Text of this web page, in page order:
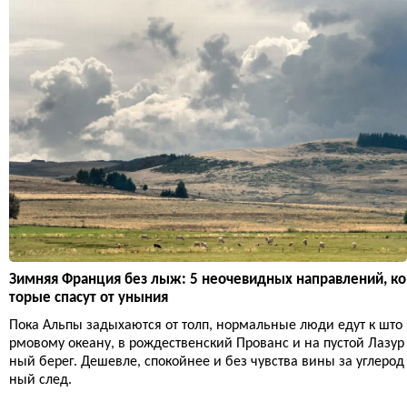
Зимняя Франция без лыж: 5 неочевидных направлений, ко
торые спасут от уныния
Пока Альпы задыхаются от толп, нормальные люди едут к што
рмовому океану, в рождественский Прованс и на пустой Лазур
ный берег. Дешевле, спокойнее и без чувства вины за углерод
ный след.